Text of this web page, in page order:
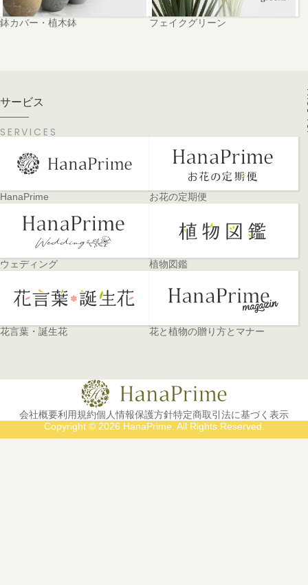
鉢カバー・植木鉢 フェイクグリーン
サービス
SERVICES
HanaPrime お花の定期便
ウェディング 植物図鑑
花言葉・誕生花 花と植物の贈り方とマナー
会社概要利用規約個人情報保護方針特定商取引法に基づく表示
Copyright © 2026 HanaPrime. All Rights Reserved.